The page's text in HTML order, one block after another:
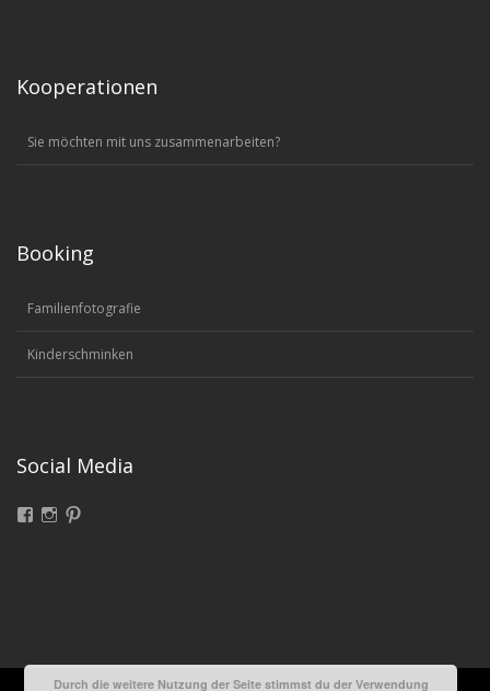
Kooperationen
Sie möchten mit uns zusammenarbeiten?
Booking
Familienfotografie
Kinderschminken
Social Media
FacebookInstagram
Durch die weitere Nutzung der Seite stimmst du der Verwendung